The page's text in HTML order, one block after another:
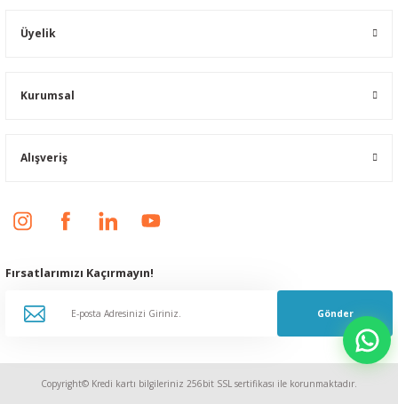
Üyelik
Kurumsal
Alışveriş
Fırsatlarımızı Kaçırmayın!
Gönder
Copyright© Kredi kartı bilgileriniz 256bit SSL sertifikası ile korunmaktadır.